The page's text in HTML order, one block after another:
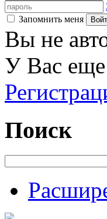
Запомнить меня
Вы не
У Вас еще
Поиск